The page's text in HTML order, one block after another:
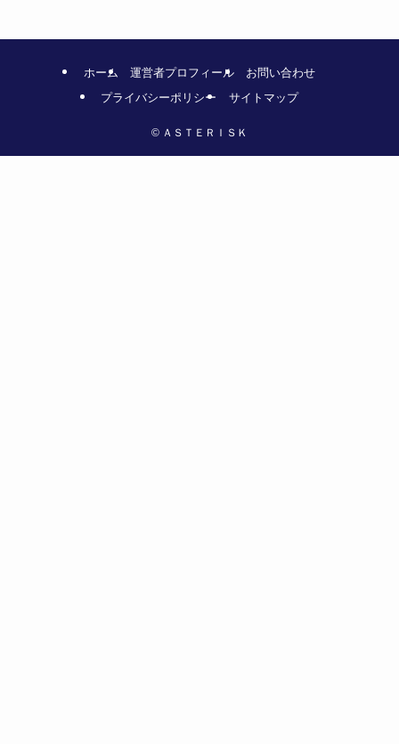
ホーム 運営者プロフィール
お問い合わせ
プライバシーポリシー
サイトマップ
© ＡＳＴＥＲＩＳＫ